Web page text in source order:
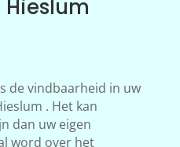
Hieslum
de vindbaarheid in uw
. Het kan
dan uw eigen
word over het